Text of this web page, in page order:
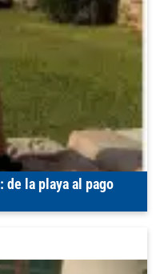
de la playa al pago